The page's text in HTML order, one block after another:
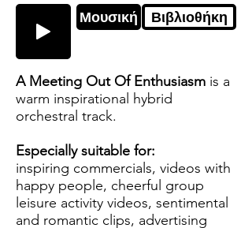
Μουσική Βιβλιοθήκη
A Meeting Out Of Enthusiasm is a
warm inspirational hybrid
orchestral track.
Especially suitable for:
inspiring commercials, videos with
happy people, cheerful group
leisure activity videos, sentimental
and romantic clips, advertising